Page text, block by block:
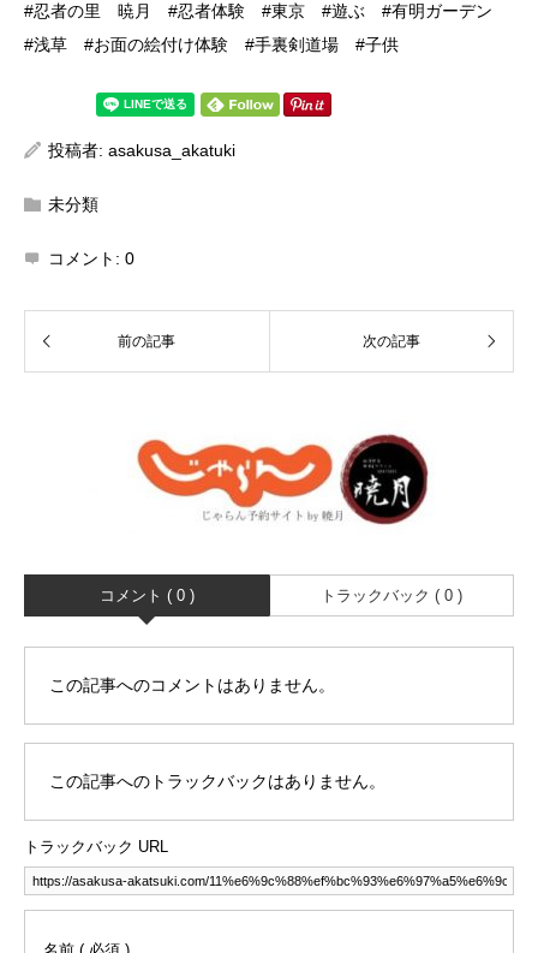
#忍者の里 暁月 #忍者体験 #東京 #遊ぶ #有明ガーデン
#浅草 #お面の絵付け体験 #手裏剣道場 #子供
投稿者: asakusa_akatuki
未分類
コメント: 0
コメント ( 0 ) トラックバック ( 0 )
この記事へのコメントはありません。
この記事へのトラックバックはありません。
トラックバック URL